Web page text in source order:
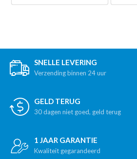
SNELLE LEVERING
Verzending binnen 24 uur
GELD TERUG
30 dagen niet goed, geld terug
1 JAAR GARANTIE
Kwaliteit gegarandeerd